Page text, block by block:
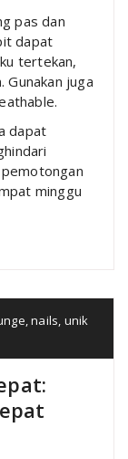
pas dan
dapat
tertekan,
Gunakan juga
dapat
pemotongan
minggu
,nails unik